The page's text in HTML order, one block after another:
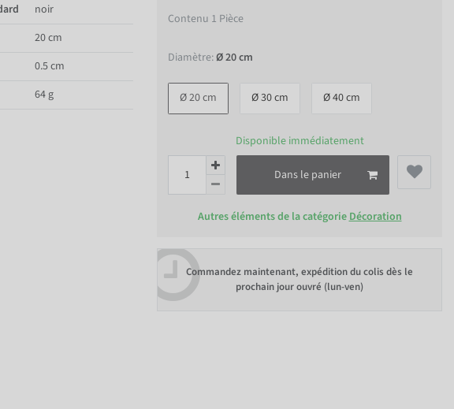
Contenu 1 Pièce
Diamètre:Ø 20 cm
Ø 20 cm Ø 30 cm Ø 40 cm
Disponible immédiatement
Dans le panier
Autres éléments de la catégorieDécoration
Commandez maintenant, expédition du colis dès le
prochain jour ouvré (lun-ven)
noir
20 cm
0.5 cm
64 g